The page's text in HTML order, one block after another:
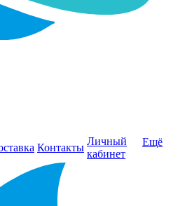
Контакты
Личный
кабинет
Ещё